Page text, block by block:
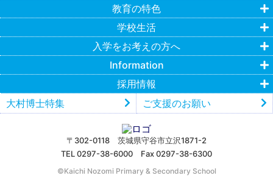
〒302-0118 茨城県守谷市立沢1871-2
TEL 0297-38-6000 Fax 0297-38-6300
教育の特色
学校生活
入学をお考えの方へ
Information
採用情報
大村博士特集
ご支援のお願い
©︎Kaichi Nozomi Primary & Secondary School